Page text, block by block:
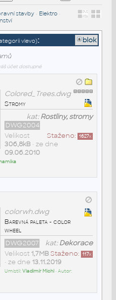
stavby• Elektro•
vlevo): blok
účet dostupné
Colored_Trees.dwg
Stromy
kat:Rostliny, stromy
DWG2004
Staženo: 1627x
Velikost
306,8kB• ze dne
09.06.2010
colorwh.dwg
Barevná paleta - color
wheel
kat:Dekorace
DWG2007
Staženo: 117x
Velikost 1,7MB
• ze dne 13.11.2019
Umístil:Vladimír Michl • Autor: